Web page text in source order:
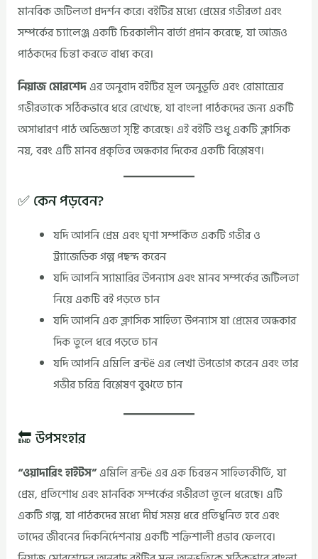
মানবিক জটিলতা প্রদর্শন করে। বইটির মধ্যে প্রেমের গভীরতা এবং
সম্পর্কের চ্যালেঞ্জ একটি চিরকালীন বার্তা প্রদান করেছে, যা আজও
পাঠকদের চিন্তা করতে বাধ্য করে।
নিয়াজ মোরশেদএর অনুবাদ বইটির মূল অনুভূতি এবং রোমান্সের
গভীরতাকে সঠিকভাবে ধরে রেখেছে, যা বাংলা পাঠকদের জন্য একটি
অসাধারণ পাঠ অভিজ্ঞতা সৃষ্টি করেছে। এই বইটি শুধু একটি ক্লাসিক
নয়, বরং এটি মানব প্রকৃতির অন্ধকার দিকের একটি বিশ্লেষণ।
✅ কেন পড়বেন?
যদি আপনি প্রেম এবং ঘৃণা সম্পর্কিত একটি গভীর ও
ট্র্যাজেডিক গল্প পছন্দ করেন
যদি আপনি স্যামারির উপন্যাস এবং মানব সম্পর্কের জটিলতা
নিয়ে একটি বই পড়তে চান
যদি আপনি এক ক্লাসিক সাহিত্য উপন্যাস যা প্রেমের অন্ধকার
দিক তুলে ধরে পড়তে চান
যদি আপনি এমিলি ব্রন্টë এর লেখা উপভোগ করেন এবং তার
গভীর চরিত্র বিশ্লেষণ বুঝতে চান
🔚 উপসংহার
“ওয়াদারিং হাইটস”এমিলি ব্রন্টë এর এক চিরন্তন সাহিত্যকীর্তি, যা
প্রেম, প্রতিশোধ এবং মানবিক সম্পর্কের গভীরতা তুলে ধরেছে। এটি
একটি গল্প, যা পাঠকদের মধ্যে দীর্ঘ সময় ধরে প্রতিধ্বনিত হবে এবং
তাদের জীবনের দিকনির্দেশনায় একটি শক্তিশালী প্রভাব ফেলবে।